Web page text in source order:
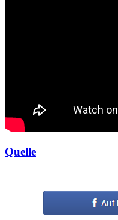
Quelle